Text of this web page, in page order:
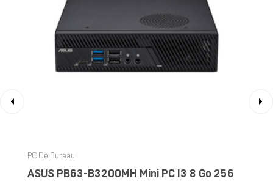
PC De Bureau
ASUS PB63-B3200MH Mini PC I3 8 Go 256